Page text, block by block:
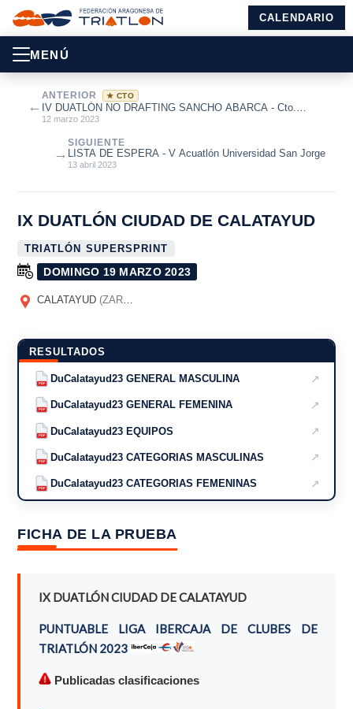
CALENDARIO
MENÚ
←
ANTERIOR ★ CTO
IV DUATLÓN NO DRAFTING SANCHO ABARCA - Cto.
Aragón de Duatlón Estándar 2023
12 marzo 2023
SIGUIENTE
LISTA DE ESPERA - V Acuatlón Universidad San Jorge
13 abril 2023
→
IX DUATLÓN CIUDAD DE CALATAYUD
TRIATLÓN SUPERSPRINT
DOMINGO 19 MARZO 2023
CALATAYUD (ZARAGOZA)
RESULTADOS
PDF DuCalatayud23 GENERAL MASCULINA ↗
PDF DuCalatayud23 GENERAL FEMENINA ↗
PDF DuCalatayud23 EQUIPOS ↗
PDF DuCalatayud23 CATEGORIAS MASCULINAS ↗
PDF DuCalatayud23 CATEGORIAS FEMENINAS ↗
FICHA DE LA PRUEBA
IX DUATLÓN CIUDAD DE CALATAYUD
PUNTUABLE LIGA IBERCAJA DE CLUBES DE
TRIATLÓN 2023
Publicadas clasificaciones